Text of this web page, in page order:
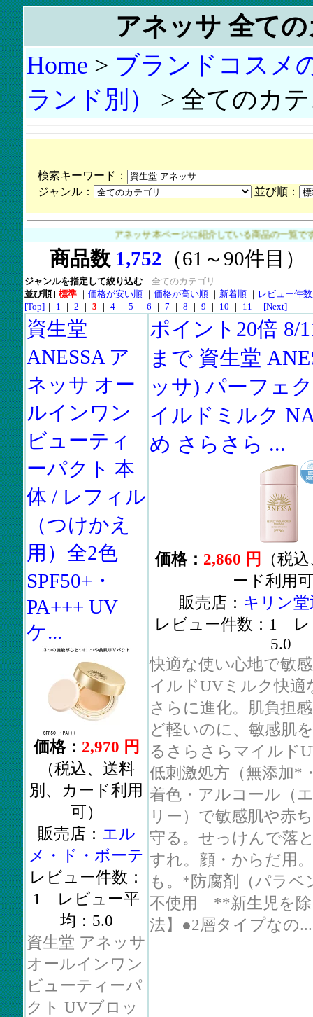
アネッサ 全て
Home > ブランドコスメ
ランド別）
> 全てのカ
検索キーワード：
ジャンル：
並び順：
アネッサ 本ページに紹介している商品の一覧です。>・資
商品数 1,752 （61～90件目
ジャンルを指定して絞り込む
全てのカテゴリ
並び順[ 標準｜ 価格が安い順｜ 価格が高い順｜ 新着順｜ レビュー件
[Top]｜ 1 ｜ 2 ｜ 3 ｜ 4 ｜ 5 ｜ 6 ｜ 7 ｜ 8 ｜ 9 ｜ 10 ｜ 11 ｜ [Next]
資生堂
ANESSA ア
ネッサ オー
ルインワン
ビューティ
ーパクト 本
体 / レフィル
（つけかえ
用）全2色
SPF50+・
PA+++ UV
ケ...
価格： 2,970 円
（税込、送料
別、カード利用
可）
販売店： エル
メ・ド・ボーテ
レビュー件数：
1 レビュー平
均：5.0
資生堂 アネッサ
オールインワン
ビューティーパ
クト UVブロッ
ポイント20倍 8/
まで 資生堂
ッサ) パーフェ
イルドミルク
め さらさら ...
価格： 2,860 円
（税
ード利用
販売店： キリン堂
レビュー件数：1 レ
5.0
快適な使い心地で敏
イルドUVミルク快適
さらに進化。肌負担
ど軽いのに、敏感肌
るさらさらマイル
低刺激処方（無添加*
着色・アルコール（
リー）で敏感肌や赤
守る。せっけんで落
すれ。顔・からだ用
も。*防腐剤（パラベ
不使用 **新生児を除
法】●2層タイプなの...